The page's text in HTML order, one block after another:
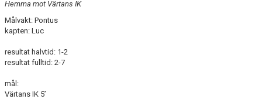
Hemma mot Värtans IK
Målvakt: Pontus
kapten: Luc
resultat halvtid: 1-2
resultat fulltid: 2-7
mål:
Värtans IK 5’